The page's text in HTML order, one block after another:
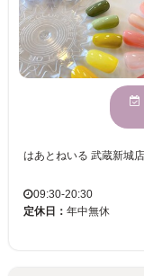
09:30-20:30
定休日： 年中無休